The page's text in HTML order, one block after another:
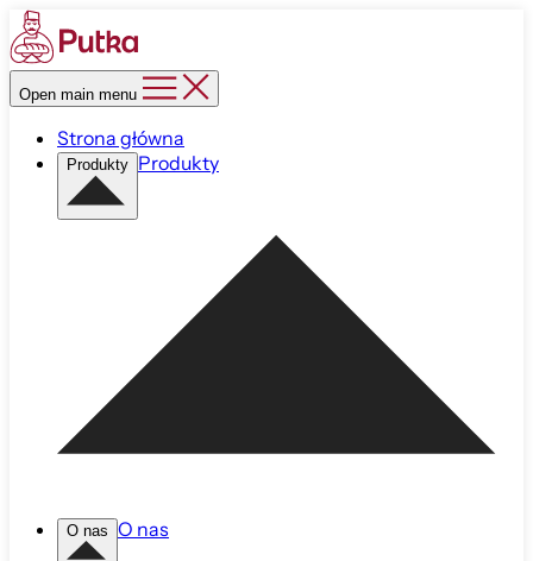
Open main menu
Strona główna
Produkty Produkty
O nas O nas